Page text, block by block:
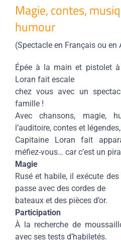
Magie, contes,
humour
(Spectacle en Français ou en
Épée à la main et pistolet
Loran fait escale
chez vous avec un
famille !
Avec chansons, magie,
l’auditoire, contes et
Capitaine Loran fait
méfiez-vous… car c’est un
Magie
Rusé et habile, il exécute
passe avec des cordes de
bateaux et des pièces d’or.
Participation
À la recherche de
avec ses tests d’habiletés.